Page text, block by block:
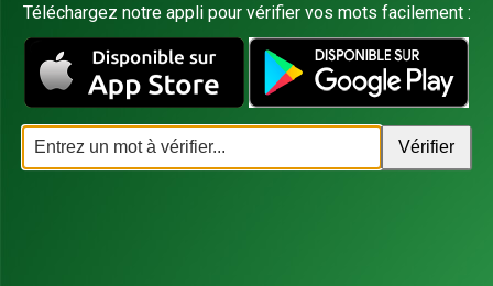
Téléchargez notre appli pour vérifier vos mots facilement :